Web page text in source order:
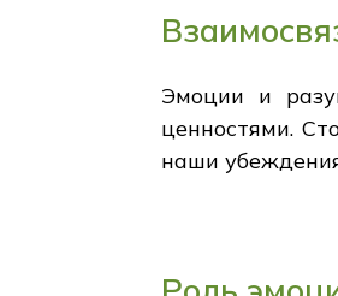
Эмоции и
ценностями.
наши